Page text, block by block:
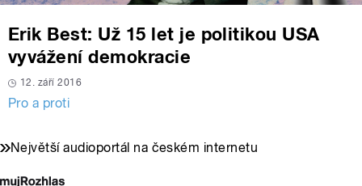
Erik Best: Už 15 let je politikou USA
vyvážení demokracie
12. září 2016
Pro a proti
Největší audioportál na českém internetu